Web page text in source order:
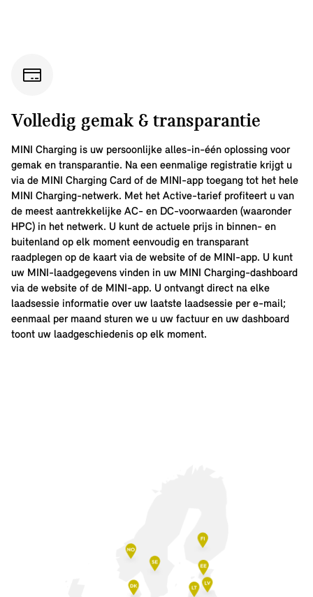
Volledig gemak & transparantie
MINI Charging is uw persoonlijke alles-in-één oplossing voor
gemak en transparantie. Na een eenmalige registratie krijgt u
via de MINI Charging Card of de MINI-app toegang tot het hele
MINI Charging-netwerk. Met het Active-tarief profiteert u van
de meest aantrekkelijke AC- en DC-voorwaarden (waaronder
HPC) in het netwerk. U kunt de actuele prijs in binnen- en
buitenland op elk moment eenvoudig en transparant
raadplegen op de kaart via de website of de MINI-app. U kunt
uw MINI-laadgegevens vinden in uw MINI Charging-dashboard
via de website of de MINI-app. U ontvangt direct na elke
laadsessie informatie over uw laatste laadsessie per e-mail;
eenmaal per maand sturen we u uw factuur en uw dashboard
toont uw laadgeschiedenis op elk moment.